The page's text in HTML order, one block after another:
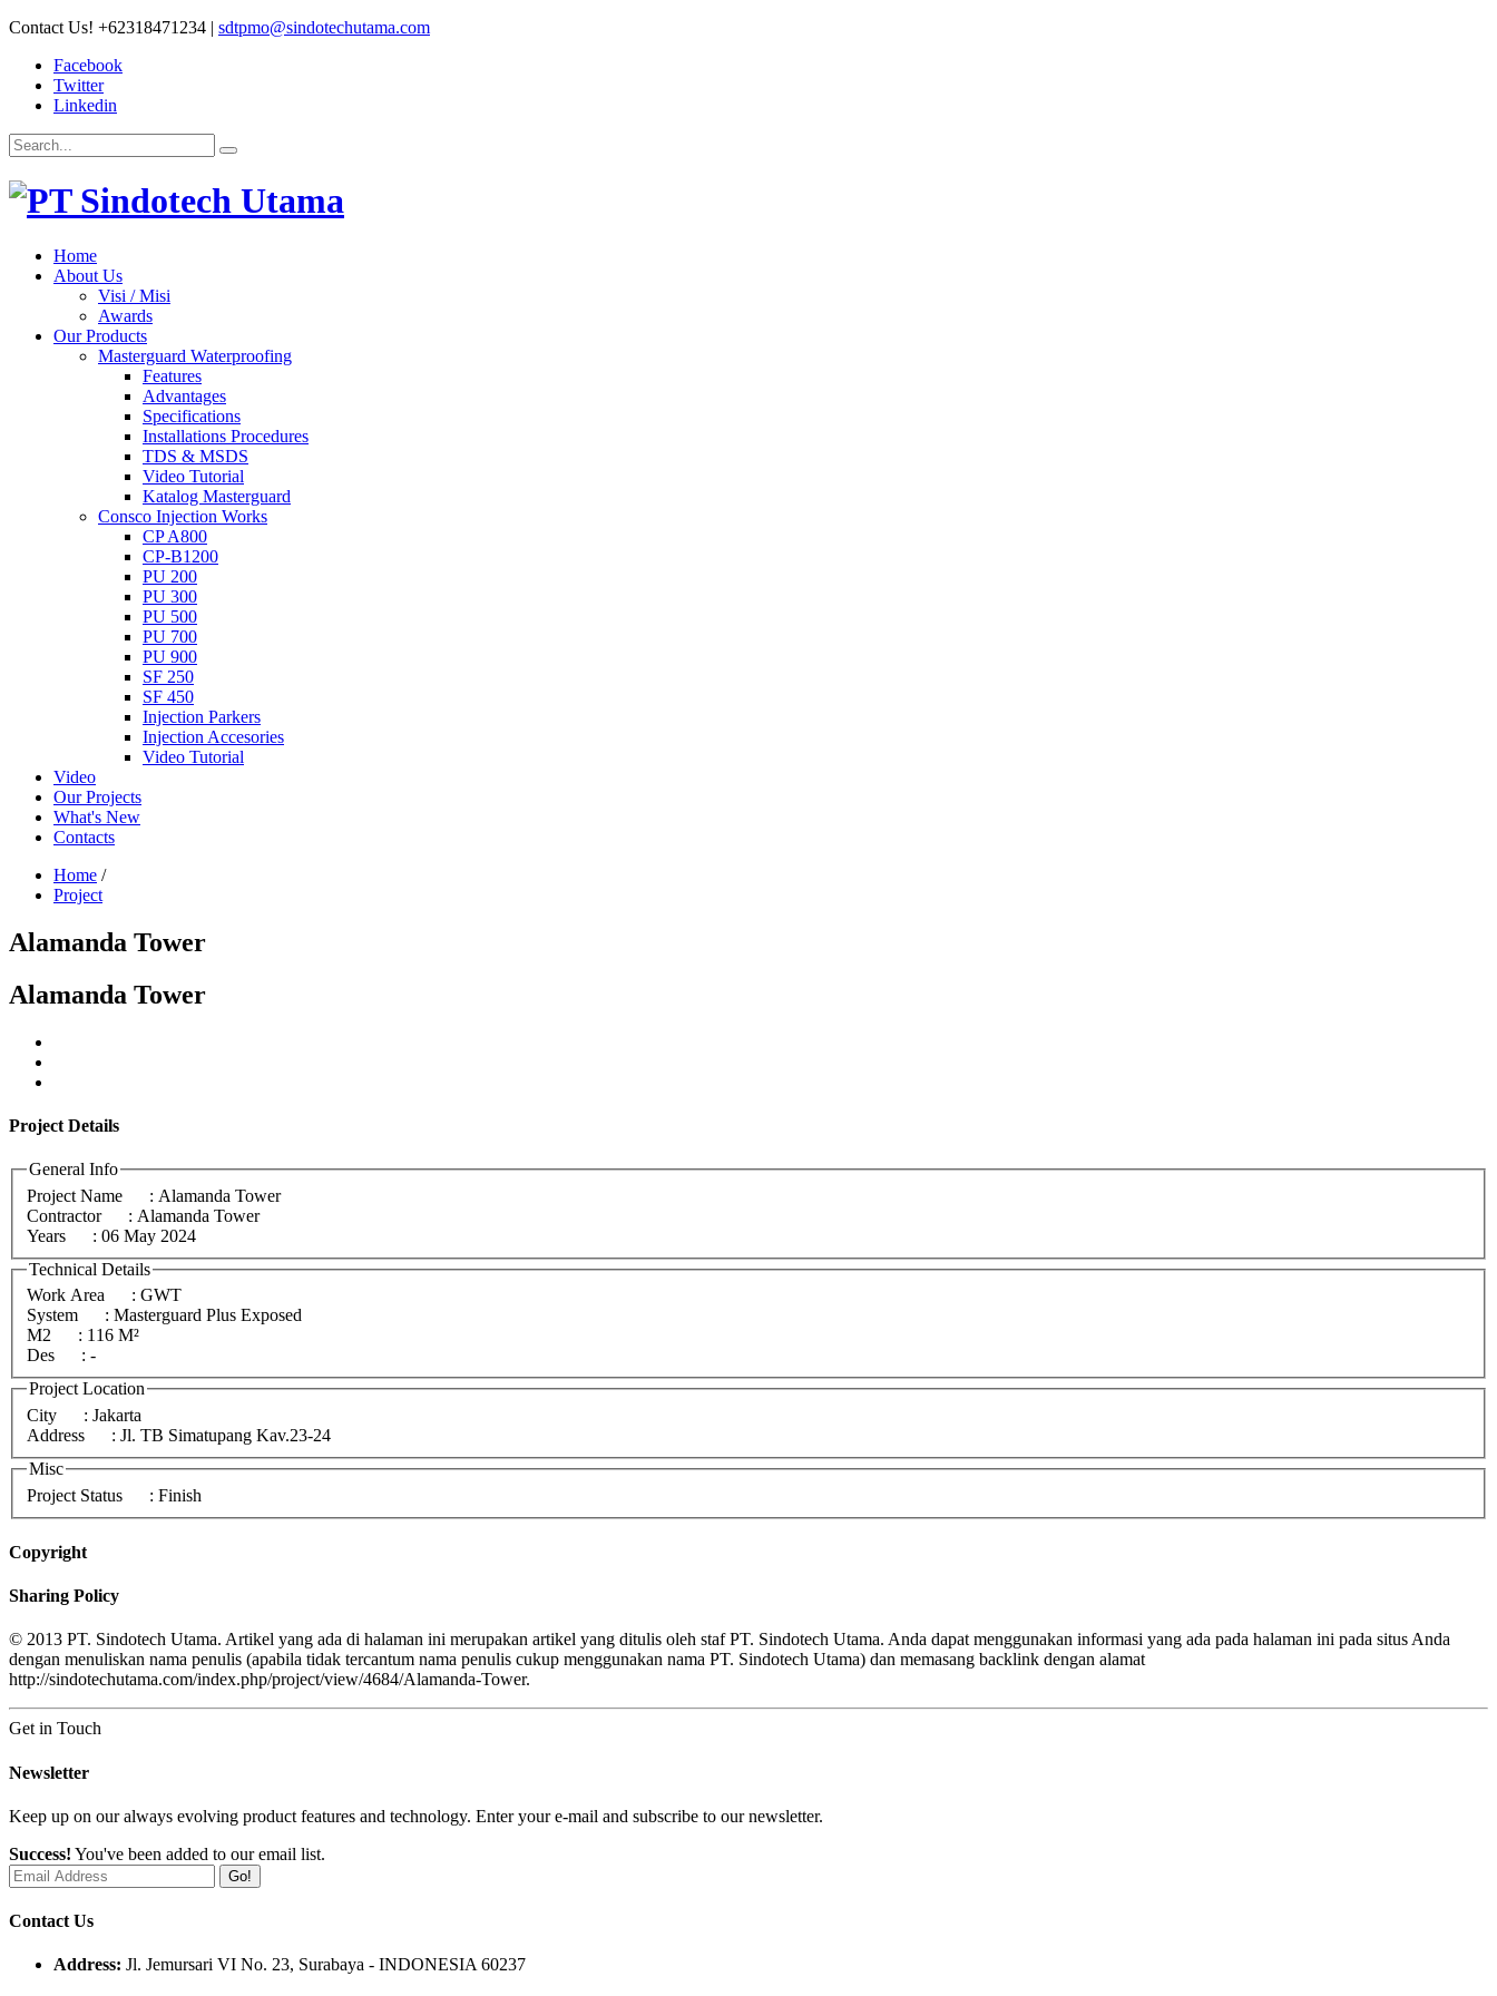
Contact Us! +62318471234 | sdtpmo@sindotechutama.com
Facebook
Twitter
Linkedin
Home
About Us
Visi / Misi
Awards
Our Products
Masterguard Waterproofing
Features
Advantages
Specifications
Installations Procedures
TDS & MSDS
Video Tutorial
Katalog Masterguard
Consco Injection Works
CP A800
CP-B1200
PU 200
PU 300
PU 500
PU 700
PU 900
SF 250
SF 450
Injection Parkers
Injection Accesories
Video Tutorial
Video
Our Projects
What's New
Contacts
Home /
Project
Alamanda Tower
Alamanda Tower
Project Details
General Info
Project Name
: Alamanda Tower
Contractor
: Alamanda Tower
Years
: 06 May 2024
Technical Details
Work Area
: GWT
System
: Masterguard Plus Exposed
M2
: 116 M²
Des
: -
Project Location
City
: Jakarta
Address
: Jl. TB Simatupang Kav.23-24
Misc
Project Status
: Finish
Copyright
Sharing Policy
© 2013 PT. Sindotech Utama. Artikel yang ada di halaman ini merupakan artikel yang ditulis oleh staf PT. Sindotech Utama. Anda dapat menggunakan informasi yang ada pada halaman ini pada situs Anda
dengan menuliskan nama penulis (apabila tidak tercantum nama penulis cukup menggunakan nama PT. Sindotech Utama) dan memasang backlink dengan alamat
http://sindotechutama.com/index.php/project/view/4684/Alamanda-Tower.
Get in Touch
Newsletter
Keep up on our always evolving product features and technology. Enter your e-mail and subscribe to our newsletter.
Success! You've been added to our email list.
Go!
Contact Us
Address: Jl. Jemursari VI No. 23, Surabaya - INDONESIA 60237